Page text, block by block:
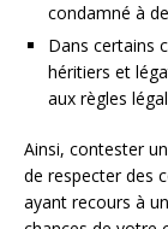
condamné à
Dans certains
héritiers et
aux règles
Ainsi, contester
de respecter des
ayant recours à